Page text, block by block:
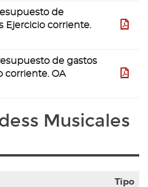
de
Ejercicio corriente.
de gastos
corriente. OA
Musicales
Tipo